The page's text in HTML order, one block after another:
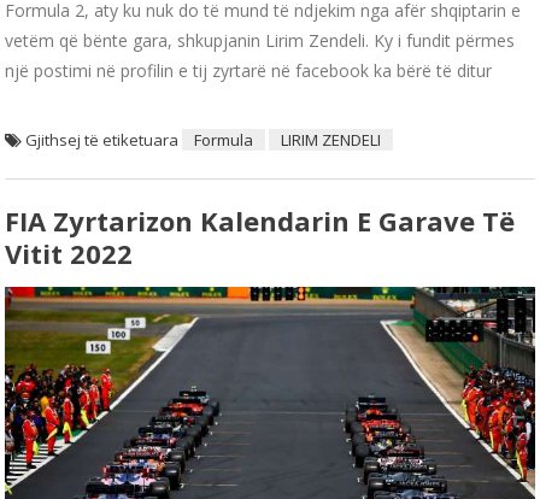
Formula 2, aty ku nuk do të mund të ndjekim nga afër shqiptarin e
vetëm që bënte gara, shkupjanin Lirim Zendeli. Ky i fundit përmes
një postimi në profilin e tij zyrtarë në facebook ka bërë të ditur
Gjithsej të etiketuara Formula LIRIM ZENDELI
FIA Zyrtarizon Kalendarin E Garave Të
Vitit 2022